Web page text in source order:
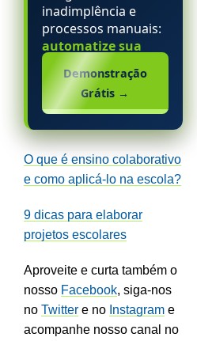
inadimplência e
processos manuais:
automatize sua
escola particular.
Demonstração
Grátis →
O que é ensino colaborativo
e como aplicá-lo na escola?
9 dicas para elaborar
projetos escolares
Aproveite e curta também o
nosso Facebook, siga-nos
no Twitter e no Instagram e
acompanhe nosso canal no